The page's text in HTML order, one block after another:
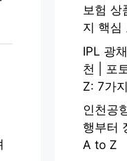
보험 상
지 핵심
IPL 광
천 | 포
Z: 7가
인천공
행부터
A to Z